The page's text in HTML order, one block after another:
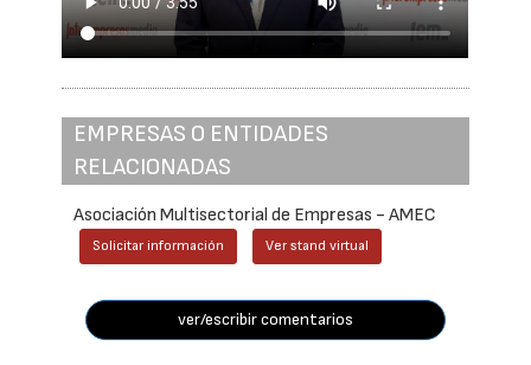
EMPRESAS O ENTIDADES
RELACIONADAS
Asociación Multisectorial de Empresas - AMEC
Solicitar información Ver stand virtual
ver/escribir comentarios